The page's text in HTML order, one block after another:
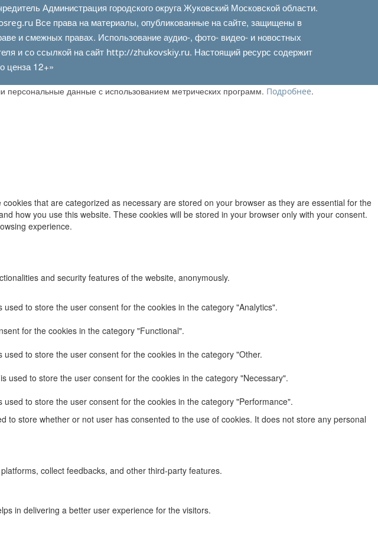
Администрация городского округа Жуковский Московской области.
Все права на материалы, опубликованные на сайте, защищены в
и смежных правах. Использование аудио-, фото- видео- и новостных
и со ссылкой на сайт http://zhukovskiy.ru. Настоящий ресурс содержит
ценза 12+»
данные с использованием метрических программ. Подробнее.
that are categorized as necessary are stored on your browser as they are essential for the
how you use this website. These cookies will be stored in your browser only with your consent.
experience.
and security features of the website, anonymously.
to store the user consent for the cookies in the category "Analytics".
for the cookies in the category "Functional".
to store the user consent for the cookies in the category "Other.
used to store the user consent for the cookies in the category "Necessary".
to store the user consent for the cookies in the category "Performance".
to store whether or not user has consented to the use of cookies. It does not store any personal
collect feedbacks, and other third-party features.
in delivering a better user experience for the visitors.